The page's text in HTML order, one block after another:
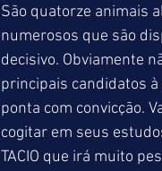
São quatorze animais
numerosos que são
decisivo. Obviamente
principais candidatos
ponta com convicção.
cogitar em seus
TACIO que irá muito